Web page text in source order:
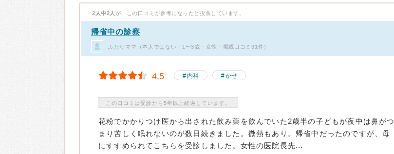
2人中2人 が、この口コミが参考になったと投票しています。
帰省中の診察
ふたりママ（本人ではない・1〜3歳・女性・掲載口コミ31件）
4.5 内科 かぜ
この口コミは受診から5年以上経過しています。
花粉でかかりつけ医から出された飲み薬を飲んでいた2歳半の子どもが夜中は鼻がつ
まり苦しく眠れないのが数日続きました。微熱もあり。帰省中だったのですが、母
にすすめられてこちらを受診しました。女性の医院長先...